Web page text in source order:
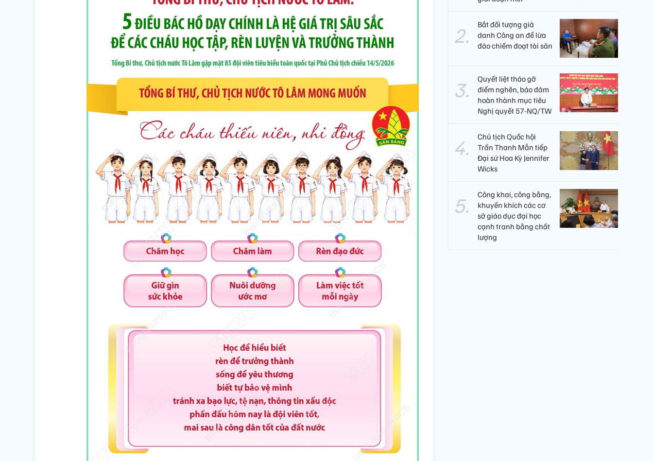
Bắt đối tượng giả
danh Công an để lừa
đảo chiếm đoạt tài sản
Quyết liệt tháo gỡ
điểm nghẽn, bảo đảm
hoàn thành mục tiêu
Nghị quyết 57-NQ/TW
Chủ tịch Quốc hội
Trần Thanh Mẫn tiếp
Đại sứ Hoa Kỳ Jennifer
Wicks
Công khai, công bằng,
khuyến khích các cơ
sở giáo dục đại học
cạnh tranh bằng chất
lượng​